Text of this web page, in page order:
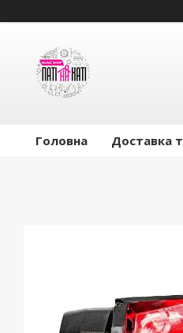
Головна Доставка